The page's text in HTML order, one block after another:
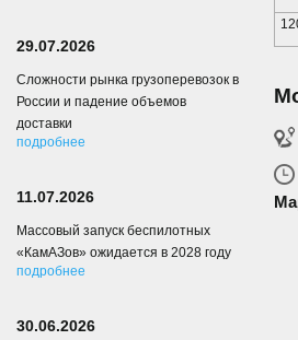
29.07.2026
Сложности рынка грузоперевозок в
России и падение объемов
доставки
подробнее
11.07.2026
Массовый запуск беспилотных
«КамАЗов» ожидается в 2028 году
подробнее
30.06.2026